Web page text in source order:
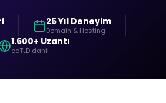
25 Yıl Deneyim
Domain & Hosting
1.600+ Uzantı
ccTLD dahil